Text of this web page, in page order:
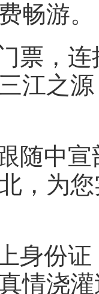
畅游。
票，
江之
随中宣
，为
身份
情浇